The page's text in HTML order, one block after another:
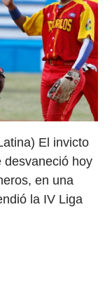
El invicto
desvaneció hoy
en una
la IV Liga